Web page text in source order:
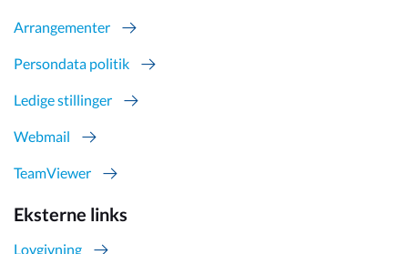
Arrangementer
Persondata politik
Ledige stillinger
Webmail
TeamViewer
Eksterne links
Lovgivning